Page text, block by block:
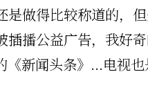
是做得比较称道的，
插播公益广告，我好
《新闻头条》...电视